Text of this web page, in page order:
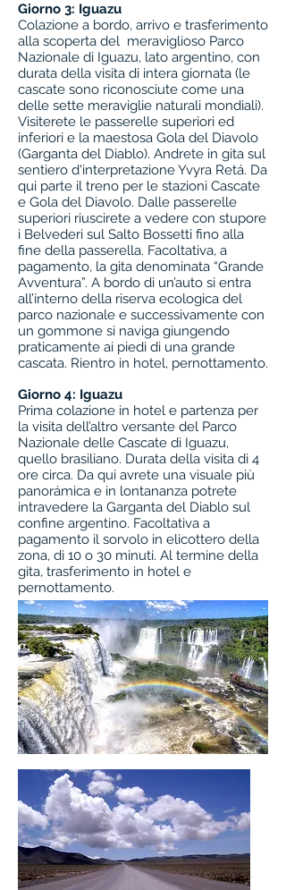
Giorno 3: Iguazu
Colazione a bordo, arrivo e trasferimento
alla scoperta del meraviglioso Parco
Nazionale di Iguazu, lato argentino, con
durata della visita di intera giornata (le
cascate sono riconosciute come una
delle sette meraviglie naturali mondiali).
Visiterete le passerelle superiori ed
inferiori e la maestosa Gola del Diavolo
(Garganta del Diablo). Andrete in gita sul
sentiero d'interpretazione Yvyra Retá. Da
qui parte il treno per le stazioni Cascate
e Gola del Diavolo. Dalle passerelle
superiori riuscirete a vedere con stupore
i Belvederi sul Salto Bossetti fino alla
fine della passerella. Facoltativa, a
pagamento, la gita denominata “Grande
Avventura”. A bordo di un’auto si entra
all’interno della riserva ecologica del
parco nazionale e successivamente con
un gommone si naviga giungendo
praticamente ai piedi di una grande
cascata. Rientro in hotel, pernottamento.
Giorno 4: Iguazu
Prima colazione in hotel e partenza per
la visita dell’altro versante del Parco
Nazionale delle Cascate di Iguazu,
quello brasiliano. Durata della visita di 4
ore circa. Da qui avrete una visuale più
panorámica e in lontananza potrete
intravedere la Garganta del Diablo sul
confine argentino. Facoltativa a
pagamento il sorvolo in elicottero della
zona, di 10 o 30 minuti. Al termine della
gita, trasferimento in hotel e
pernottamento.